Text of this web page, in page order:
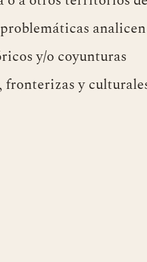
analicen
y/o coyunturas
y